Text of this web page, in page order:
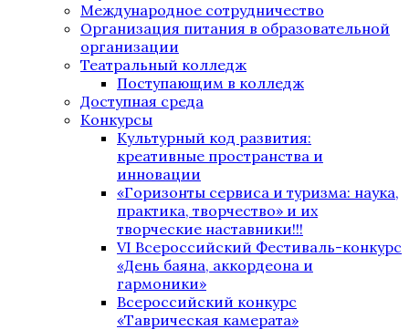
Международное сотрудничество
Организация питания в образовательной
организации
Театральный колледж
Поступающим в колледж
Доступная среда
Конкурсы
Культурный код развития:
креативные пространства и
инновации
«Горизонты сервиса и туризма: наука,
практика, творчество» и их
творческие наставники!!!
VI Всероссийский Фестиваль-конкурс
«День баяна, аккордеона и
гармоники»
Всероссийский конкурс
«Таврическая камерата»